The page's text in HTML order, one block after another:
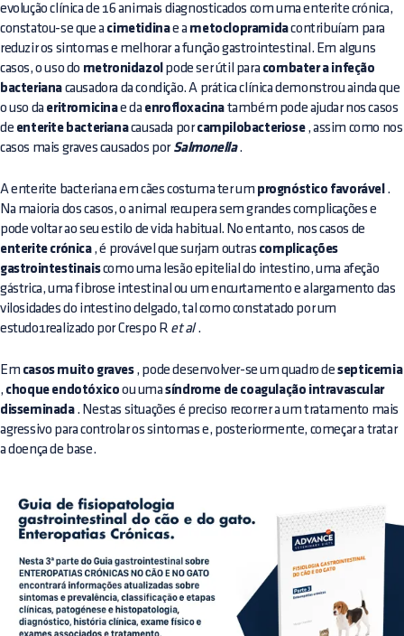
evolução clínica de 16 animais diagnosticados com uma enterite crónica,
constatou-se que a cimetidinae a metoclopramidacontribuíam para
reduzir os sintomas e melhorar a função gastrointestinal. Em alguns
casos, o uso do metronidazol pode ser útil para combater a infeção
bacteriana causadora da condição. A prática clínica demonstrou ainda que
o uso da eritromicinae da enrofloxacina também pode ajudar nos casos
de enterite bacterianacausada porcampilobacteriose, assim como nos
casos mais graves causados por Salmonella.
A enterite bacteriana em cães costuma ter um prognóstico favorável .
Na maioria dos casos, o animal recupera sem grandes complicações e
pode voltar ao seu estilo de vida habitual. No entanto, nos casos de
enterite crónica, é provável que surjam outras complicações
gastrointestinaiscomo uma lesão epitelial do intestino, uma afeção
gástrica, uma fibrose intestinal ou um encurtamento e alargamento das
vilosidades do intestino delgado, tal como constatado por um
estudo1realizado por Crespo R et al.
Em casos muito graves, pode desenvolver-se um quadro desepticemia
, choque endotóxico ou umasíndrome de coagulação intravascular
disseminada. Nestas situações é preciso recorrer a um tratamento mais
agressivo para controlar os sintomas e, posteriormente, começar a tratar
a doença de base.